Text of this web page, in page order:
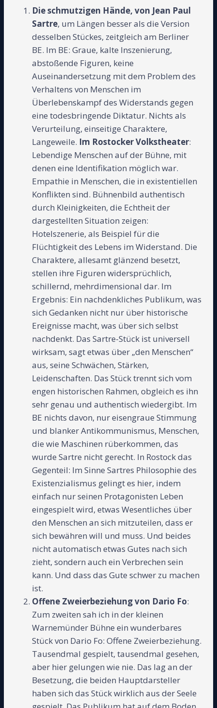
Die schmutzigen Hände, von Jean Paul
Sartre, um Längen besser als die Version
desselben Stückes, zeitgleich am Berliner
BE. Im BE: Graue, kalte Inszenierung,
abstoßende Figuren, keine
Auseinandersetzung mit dem Problem des
Verhaltens von Menschen im
Überlebenskampf des Widerstands gegen
eine todesbringende Diktatur. Nichts als
Verurteilung, einseitige Charaktere,
Langeweile. Im Rostocker Volkstheater:
Lebendige Menschen auf der Bühne, mit
denen eine Identifikation möglich war.
Empathie in Menschen, die in existentiellen
Konflikten sind. Bühnenbild authentisch
durch Kleinigkeiten, die Echtheit der
dargestellten Situation zeigen:
Hotelszenerie, als Beispiel für die
Flüchtigkeit des Lebens im Widerstand. Die
Charaktere, allesamt glänzend besetzt,
stellen ihre Figuren widersprüchlich,
schillernd, mehrdimensional dar. Im
Ergebnis: Ein nachdenkliches Publikum, was
sich Gedanken nicht nur über historische
Ereignisse macht, was über sich selbst
nachdenkt. Das Sartre-Stück ist universell
wirksam, sagt etwas über „den Menschen“
aus, seine Schwächen, Stärken,
Leidenschaften. Das Stück trennt sich vom
engen historischen Rahmen, obgleich es ihn
sehr genau und authentisch wiedergibt. Im
BE nichts davon, nur eisengraue Stimmung
und blanker Antikommunismus, Menschen,
die wie Maschinen rüberkommen, das
wurde Sartre nicht gerecht. In Rostock das
Gegenteil: Im Sinne Sartres Philosophie des
Existenzialismus gelingt es hier, indem
einfach nur seinen Protagonisten Leben
eingespielt wird, etwas Wesentliches über
den Menschen an sich mitzuteilen, dass er
sich bewähren will und muss. Und beides
nicht automatisch etwas Gutes nach sich
zieht, sondern auch ein Verbrechen sein
kann. Und dass das Gute schwer zu machen
ist.
Offene Zweierbeziehungvon Dario Fo:
Zum zweiten sah ich in der kleinen
Warnemünder Bühne ein wunderbares
Stück von Dario Fo: Offene Zweierbeziehung.
Tausendmal gespielt, tausendmal gesehen,
aber hier gelungen wie nie. Das lag an der
Besetzung, die beiden Hauptdarsteller
haben sich das Stück wirklich aus der Seele